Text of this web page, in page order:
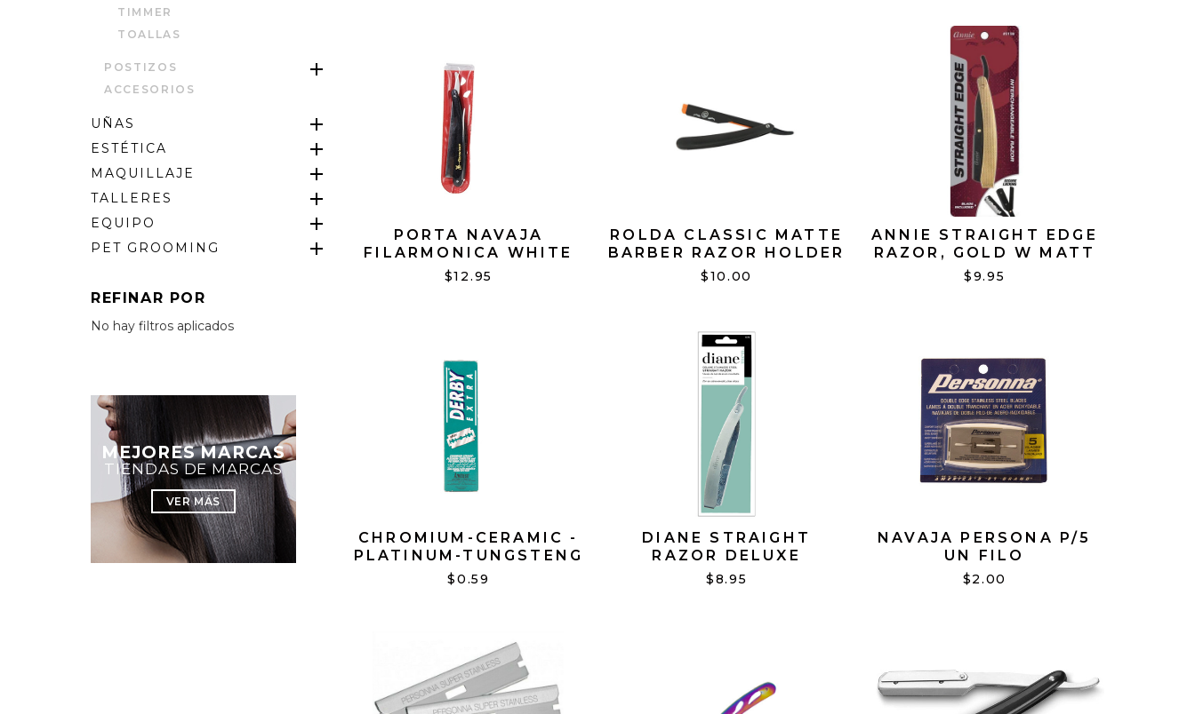
TIMMER
TOALLAS
POSTIZOS
ACCESORIOS
UÑAS
ESTÉTICA
MAQUILLAJE
TALLERES
EQUIPO
PET GROOMING
REFINAR POR
No hay filtros aplicados
MEJORES MARCAS
TIENDAS DE MARCAS
VER MÁS
PORTA NAVAJA
FILARMONICA WHITE
$12.95
ROLDA CLASSIC MATTE
BARBER RAZOR HOLDER
ORANGE
$10.00
ANNIE STRAIGHT EDGE
RAZOR, GOLD W MATT
BALCK #5158
$9.95
CHROMIUM-CERAMIC -
PLATINUM-TUNGSTENG
AND POLYMER COATED
EDGES
$0.59
DIANE STRAIGHT
RAZOR DELUXE
STAINLESS STEEL
NAVAJA DE RASURAR
$8.95
NAVAJA PERSONA P/5
UN FILO
$2.00